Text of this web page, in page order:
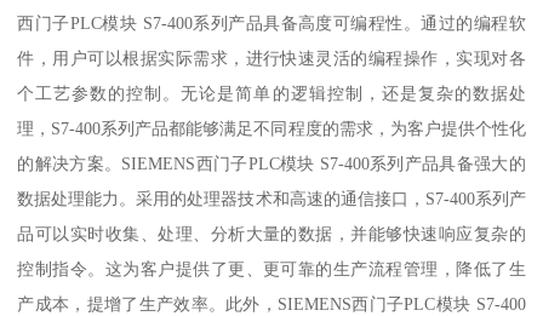
西门子PLC模块 S7-400系列产品具备高度可编程性。通过的编程软
件，用户可以根据实际需求，进行快速灵活的编程操作，实现对各
个工艺参数的控制。无论是简单的逻辑控制，还是复杂的数据处
理，S7-400系列产品都能够满足不同程度的需求，为客户提供个性化
的解决方案。SIEMENS西门子PLC模块 S7-400系列产品具备强大的
数据处理能力。采用的处理器技术和高速的通信接口，S7-400系列产
品可以实时收集、处理、分析大量的数据，并能够快速响应复杂的
控制指令。这为客户提供了更、更可靠的生产流程管理，降低了生
产成本，提增了生产效率。此外，SIEMENS西门子PLC模块 S7-400